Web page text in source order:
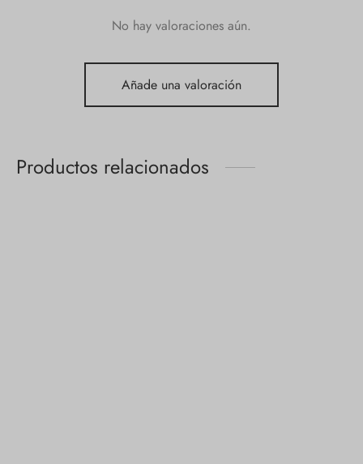
No hay valoraciones aún.
Añade una valoración
Productos relacionados